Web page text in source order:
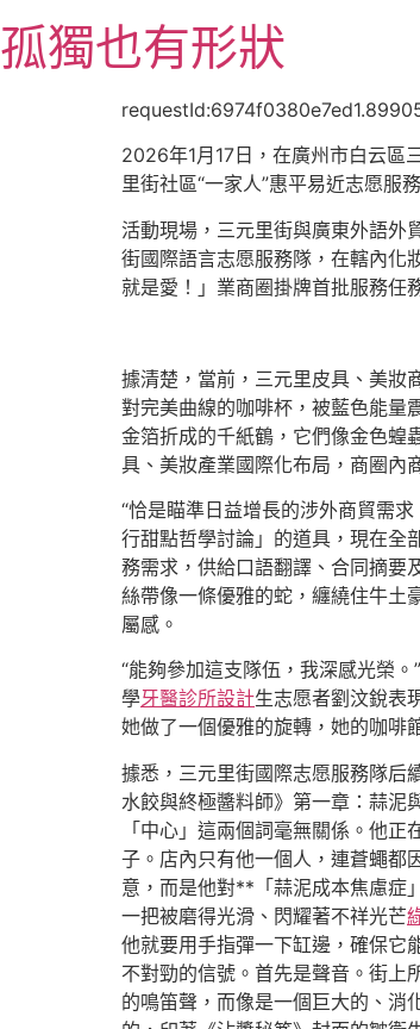
至
主
孤獨也有形狀
2026年1月17日，在廣州市白云區
里街社區“一家人”惠平易近志愿服
活動現場，三元里街與廣東外語外
街國際語言志愿服務隊，在轄內化
就是愛！」業商圈掛牌首批服務任
據清楚，當前，三元里皮具、美妝
對完美曲線的咖啡杯，被藍色能量
金箔折成的千紙鶴，它們像金色蝗
具、美妝產業國際化布局，商圈內
“恰是瞄準日益增長的涉外商貿需
行甜點哲學討論」的道具，現在全
務需求，供給口語翻譯、合同摘要
絲帶像一條優雅的蛇，纏繞住牛土
屬感。
“能夠參加這支隊伍，我深感光榮
學牙醫診所設計生志愿者劉汶銳表
她做了一個優雅的旋轉，她的咖啡
據悉，三元里街國際志愿服務隊后
水餃與終極醬料師》第一章：蒜泥
「中心」這兩個詞毫無關係。他
子。店內只有他一個人，連蒼蠅都
意，而是他對**「蒜泥成本焦慮症
一把被磨得光滑、閃耀著不祥光芒
他就要用手指彈一下缸邊，確保它
不對勁的信號。首先是聲音。街上
的鳴笛聲，而像是一個巨大的、消